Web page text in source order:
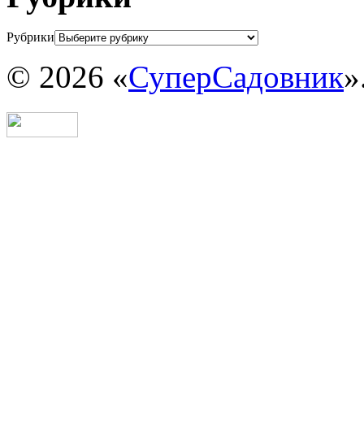
Рубрики
© 2026 «СуперСадовник